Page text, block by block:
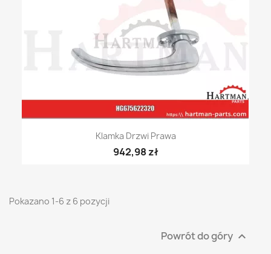
Klamka Drzwi Prawa
942,98 zł
Pokazano 1-6 z 6 pozycji
Powrót do góry 